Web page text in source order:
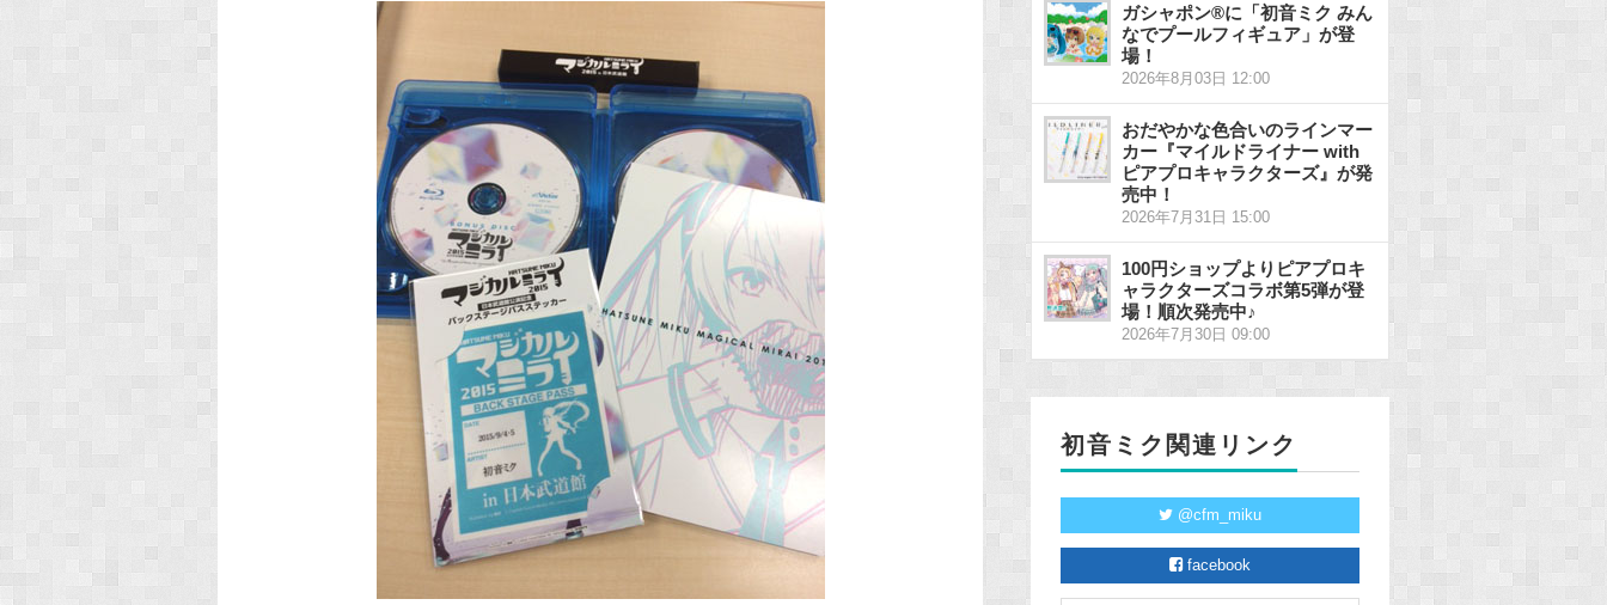
ガシャポン®に「初音ミク みん
なでプールフィギュア」が登
場！
2026年8月03日 12:00
おだやかな色合いのラインマー
カー『マイルドライナー with
ピアプロキャラクターズ』が発
売中！
2026年7月31日 15:00
100円ショップよりピアプロキ
ャラクターズコラボ第5弾が登
場！順次発売中♪
2026年7月30日 09:00
初音ミク関連リンク
@cfm_miku
facebook